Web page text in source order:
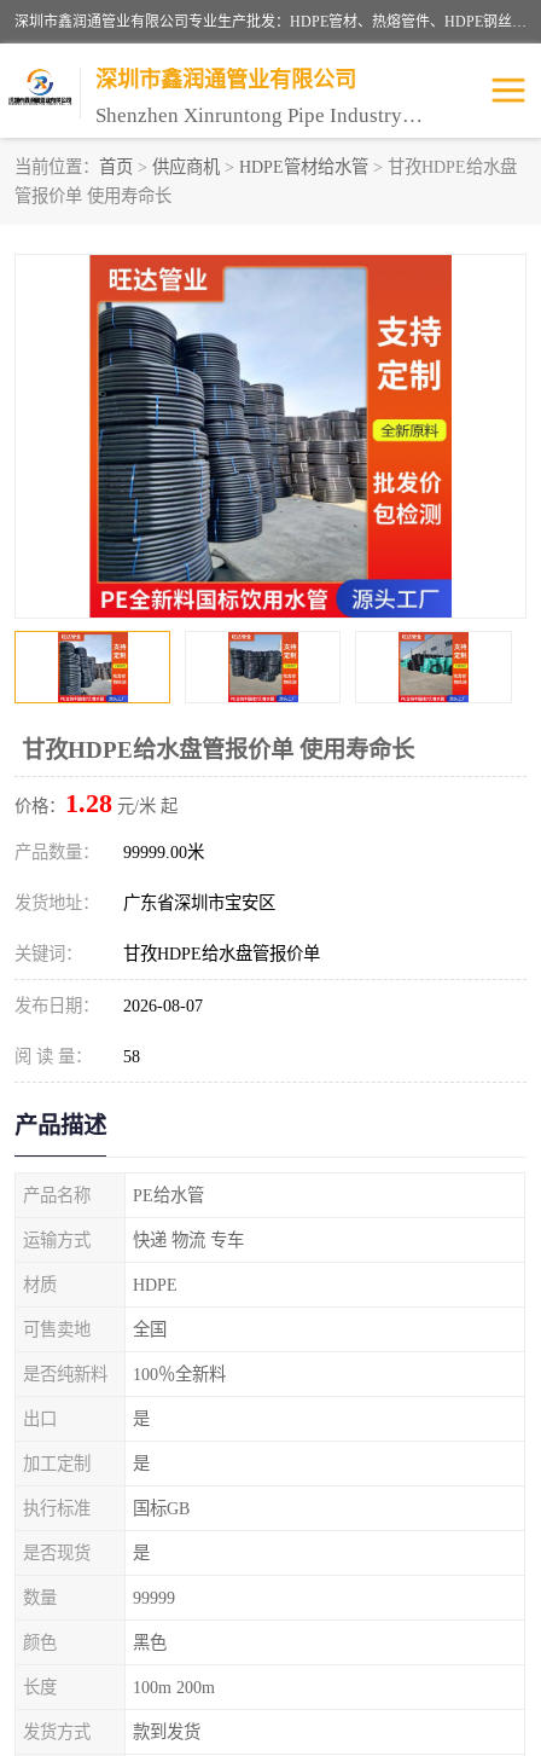
深圳市鑫润通管业有限公司专业生产批发：HDPE管材、热熔管件、HDPE钢丝骨架管、电熔管件、HDPE双壁波纹管、MPP电力管、井盖、PVC管材管件、PPR管材管件等；公司自创建以来，始终秉承“团结、务实、创新、守信”的服务宗旨，凭借专业的服务以及多年的勤奋拼搏，发展成为一家专业销售各种管材管件，绝缘电工套管及配件等系列产品的贸易公司。
深圳市鑫润通管业有限公司
Shenzhen Xinruntong Pipe Industry Co., Ltd
当前位置： 首页 > 供应商机 > HDPE管材给水管 > 甘孜HDPE给水盘
管报价单 使用寿命长
甘孜HDPE给水盘管报价单 使用寿命长
价格： 1.28 元/米 起
产品数量： 99999.00米
发货地址： 广东省深圳市宝安区
关键词： 甘孜HDPE给水盘管报价单
发布日期： 2026-08-07
阅 读 量： 58
产品描述
产品名称 PE给水管
运输方式 快递 物流 专车
材质 HDPE
可售卖地 全国
是否纯新料 100％全新料
出口 是
加工定制 是
执行标准 国标GB
是否现货 是
数量 99999
颜色 黑色
长度 100m 200m
发货方式 款到发货
HDPE管材给水管
HDPE双壁波纹管 HDPE电力通讯管
UPVC电力通讯管 MPP电力通信管
联塑PVC管 联塑PPR管
联塑PE管 联塑家装红蓝线管